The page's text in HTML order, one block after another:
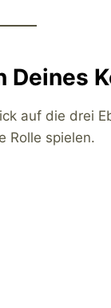
Deines
auf die drei
Rolle spielen.